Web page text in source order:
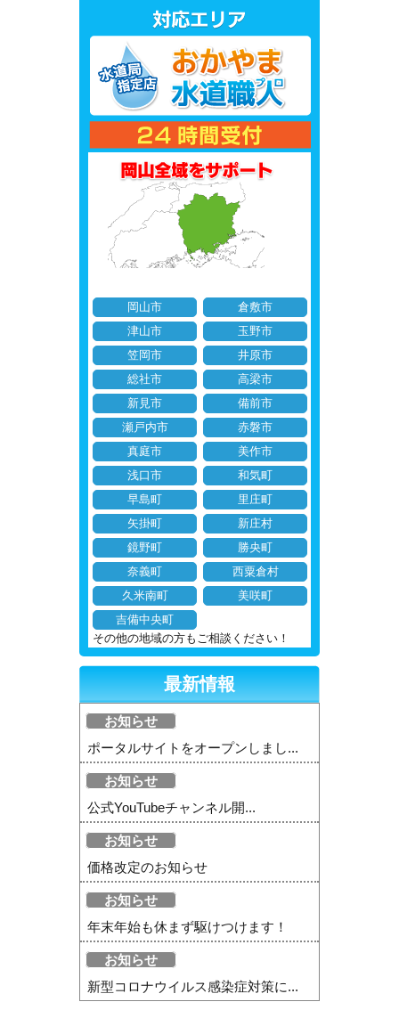
岡山市
倉敷市
津山市
玉野市
笠岡市
井原市
総社市
高梁市
新見市
備前市
瀬戸内市
赤磐市
真庭市
美作市
浅口市
和気町
早島町
里庄町
矢掛町
新庄村
鏡野町
勝央町
奈義町
西粟倉村
久米南町
美咲町
吉備中央町
その他の地域の方もご相談ください！
最新情報
お知らせ
ポータルサイトをオープンしまし...
お知らせ
公式YouTubeチャンネル開...
お知らせ
価格改定のお知らせ
お知らせ
年末年始も休まず駆けつけます！
お知らせ
新型コロナウイルス感染症対策に...